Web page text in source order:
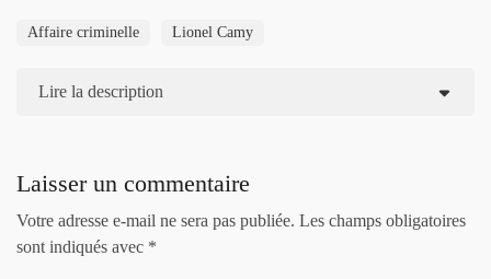
Affaire criminelle Lionel Camy
Lire la description
Laisser un commentaire
Votre adresse e-mail ne sera pas publiée. Les champs obligatoires
sont indiqués avec *